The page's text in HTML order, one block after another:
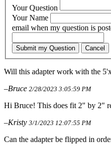
Your Question
Your Name
email when my question is
Submit my Question Cancel
Will this adapter work with the
–Bruce 2/28/2023 3:05:59 PM
Hi Bruce! This does fit 2" by 2"
–Kristy 3/1/2023 12:07:55 PM
Can the adapter be flipped in